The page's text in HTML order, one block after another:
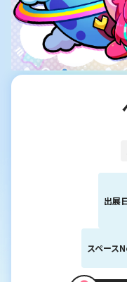
出展
スペース